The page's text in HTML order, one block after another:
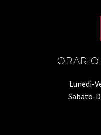
Lunedì-
Sabato-